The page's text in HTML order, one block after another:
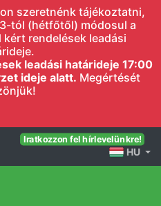
szeretnénk tájékoztatni,
tól (hétfőtől) módosul a
rendelések leadási
leadási határideje 17:00
ideje alatt. Megértését
Iratkozzon fel hírlevelünkre!
HU